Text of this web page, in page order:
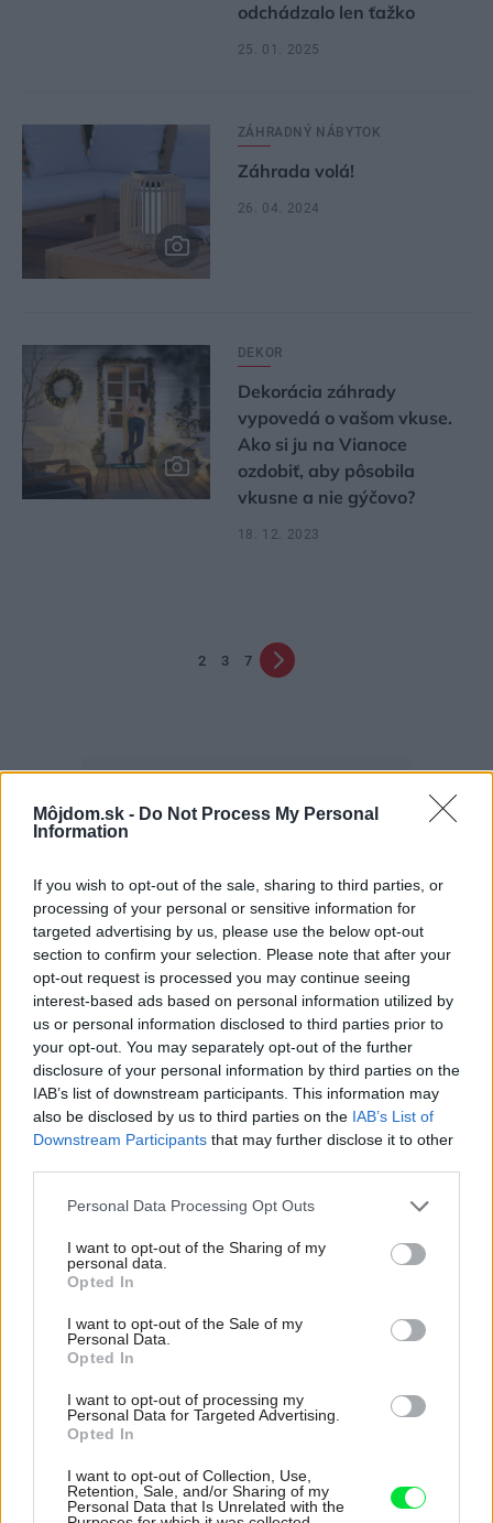
Môjdom.sk - Do Not Process My Personal
Information
If you wish to opt-out of the sale, sharing to third parties, or
processing of your personal or sensitive information for
targeted advertising by us, please use the below opt-out
section to confirm your selection. Please note that after your
opt-out request is processed you may continue seeing
interest-based ads based on personal information utilized by
us or personal information disclosed to third parties prior to
your opt-out. You may separately opt-out of the further
disclosure of your personal information by third parties on the
IAB’s list of downstream participants. This information may
also be disclosed by us to third parties on the IAB’s List of
Downstream Participants that may further disclose it to other
Please note that this website/app uses one or more Google
not limited to your visit or usage behaviour. You may click to
grant or deny consent to Google and its third-party tags to
use your data for below specified purposes in below Google
consent section.
Personal Data Processing Opt Outs
I want to opt-out of the Sharing of my
personal data.
Opted In
I want to opt-out of the Sale of my
Personal Data.
Opted In
I want to opt-out of processing my
Personal Data for Targeted Advertising.
Opted In
I want to opt-out of Collection, Use,
Retention, Sale, and/or Sharing of my
Personal Data that Is Unrelated with the
odchádzalo len ťažko
25. 01. 2025
ZÁHRADNÝ NÁBYTOK
Záhrada volá!
26. 04. 2024
DEKOR
Dekorácia záhrady
vypovedá o vašom vkuse.
Ako si ju na Vianoce
ozdobiť, aby pôsobila
vkusne a nie gýčovo?
18. 12. 2023
2 3 7
Najčítanejšie Za týždeň Za mesiac
Deti odrástli, rodičia majú bývanie presne podľa
seba. V novom dome je všetko pre ich život i
návštevy vnúčat
Žije pri lese, chová sliepky a uspáva ju rieka.
Miestni remeselníci vytvorili bývanie, ktoré vyzerá
ako malý raj
K bytu ladili aj škáry v obklade. Majitelia zbúrali
stereotyp, bývanie vyzerá ako z filmov svojského
režiséra
Pridajte túto surovinu do prania, obliečky budú
hladšie a pevnejšie. Starý trik z hotelov poznali už
naše babičky
Za nenápadnou fasádou sa skrýva miesto
perfektný relax
Inšpirácie
detská izba,drevo,ružová